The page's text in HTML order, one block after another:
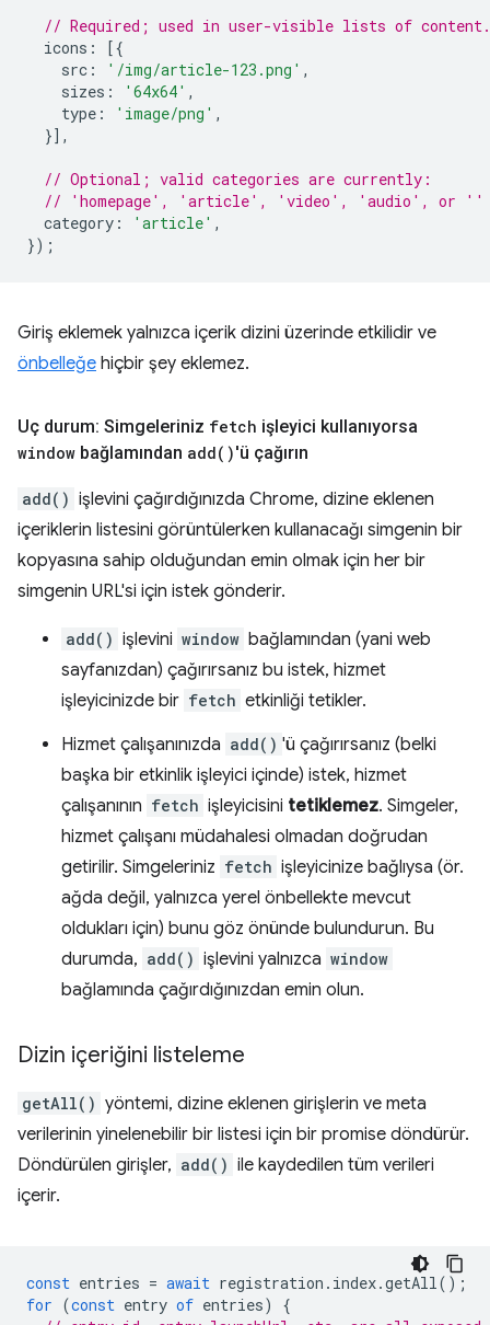
// Required; used in user-visible lists of content.
icons :
[{
src : '/img/article-123.png' ,
sizes : '64x64' ,
type : 'image/png' ,
}],
// Optional; valid categories are currently:
// 'homepage', 'article', 'video', 'audio', or ''
category : 'article' ,
});
Giriş eklemek yalnızca içerik dizini üzerinde etkilidir ve
önbelleğe hiçbir şey eklemez.
Uç durum: Simgeleriniz fetch işleyici kullanıyorsa
window bağlamından add( )'ü çağırın
add() işlevini çağırdığınızda Chrome, dizine eklenen
içeriklerin listesini görüntülerken kullanacağı simgenin bir
kopyasına sahip olduğundan emin olmak için her bir
simgenin URL'si için istek gönderir.
add() işlevini window bağlamından (yani web
sayfanızdan) çağırırsanız bu istek, hizmet
işleyicinizde bir fetch etkinliği tetikler.
Hizmet çalışanınızda add() 'ü çağırırsanız (belki
başka bir etkinlik işleyici içinde) istek, hizmet
çalışanının fetch işleyicisini tetiklemez. Simgeler,
hizmet çalışanı müdahalesi olmadan doğrudan
getirilir. Simgeleriniz fetch işleyicinize bağlıysa (ör.
ağda değil, yalnızca yerel önbellekte mevcut
oldukları için) bunu göz önünde bulundurun. Bu
durumda, add() işlevini yalnızca window
bağlamında çağırdığınızdan emin olun.
Dizin içeriğini listeleme
getAll() yöntemi, dizine eklenen girişlerin ve meta
verilerinin yinelenebilir bir listesi için bir promise döndürür.
Döndürülen girişler, add() ile kaydedilen tüm verileri
içerir.
const entries = await registration . index.getAll();
for (const entry of entries)
{